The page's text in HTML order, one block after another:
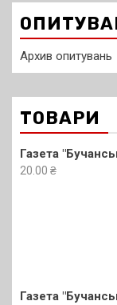
Архив опитувань
ТОВАРИ
Газета
20.00 ₴
Газета